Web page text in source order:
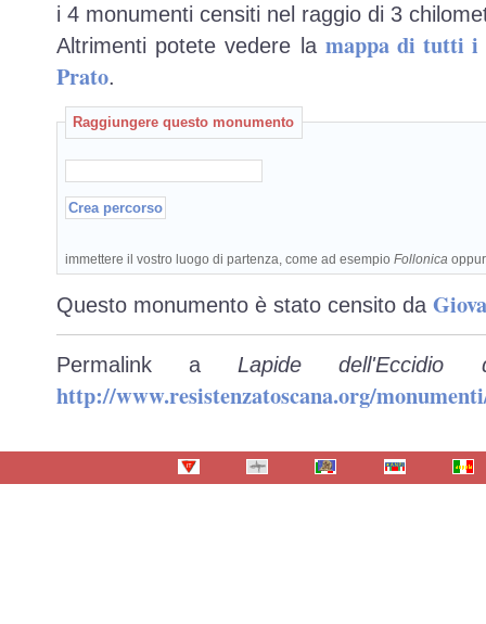
i 4 monumenti censiti nel raggio di 3
Altrimenti potete vedere la mappa di tutti i
Prato.
Raggiungere questo monumento
immettere il vostro luogo di partenza, come ad esempio Follonica
Questo monumento è stato censito da
Permalink a Lapide
http://www.resistenzatoscana.org/